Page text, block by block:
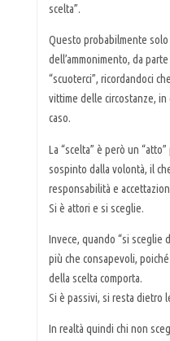
scelta”.
Questo probabilmente solo
dell’ammonimento, da
“scuoterci”, ricordandoci
vittime delle circostanze,
caso.
La “scelta” è però un
sospinto dalla volontà, il
responsabilità e
Si è attori e si sceglie.
Invece, quando “si sceglie
più che consapevoli,
della scelta comporta.
Si è passivi, si resta dietro
In realtà quindi chi non